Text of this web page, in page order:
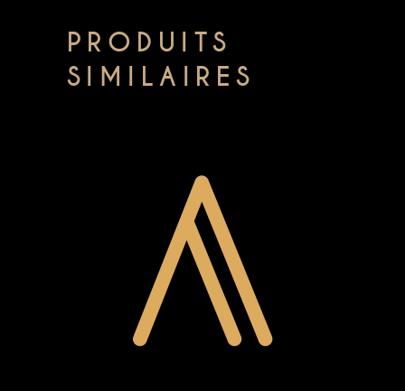
PRODUITS
SIMILAIRES